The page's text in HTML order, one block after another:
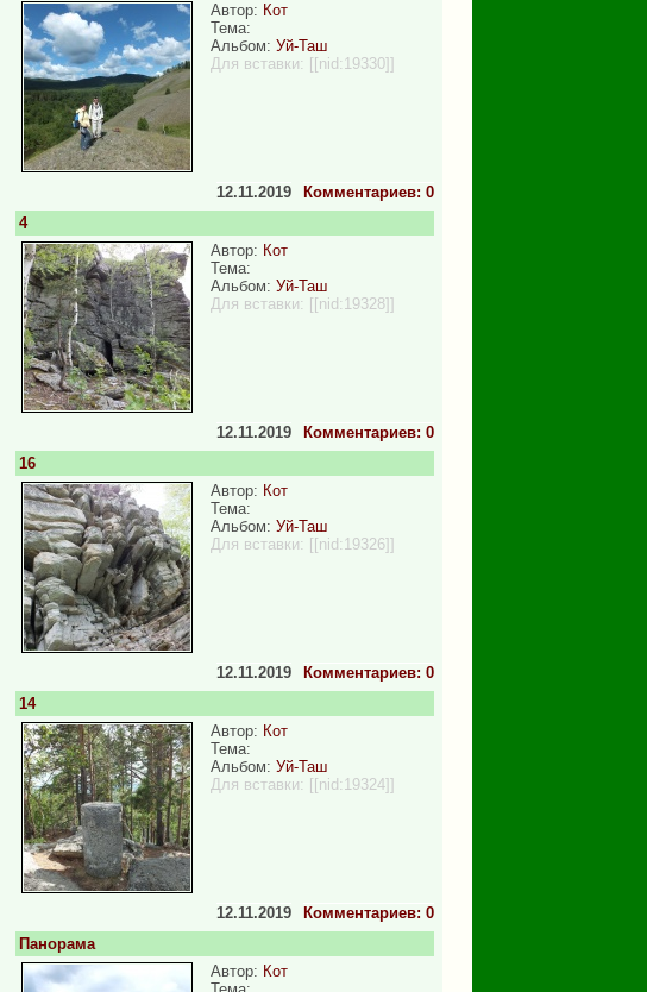
Автор: Кот
Тема:
Альбом: Уй-Таш
Для вставки: [[nid:19330]]
Комментариев: 0
12.11.2019
4
Автор: Кот
Тема:
Альбом: Уй-Таш
Для вставки: [[nid:19328]]
Комментариев: 0
12.11.2019
16
Автор: Кот
Тема:
Альбом: Уй-Таш
Для вставки: [[nid:19326]]
Комментариев: 0
12.11.2019
14
Автор: Кот
Тема:
Альбом: Уй-Таш
Для вставки: [[nid:19324]]
Комментариев: 0
12.11.2019
Панорама
Автор: Кот